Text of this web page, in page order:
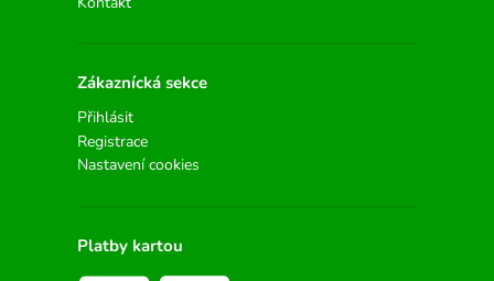
Zákaznícká sekce
Přihlásit
Registrace
Nastavení cookies
Platby kartou